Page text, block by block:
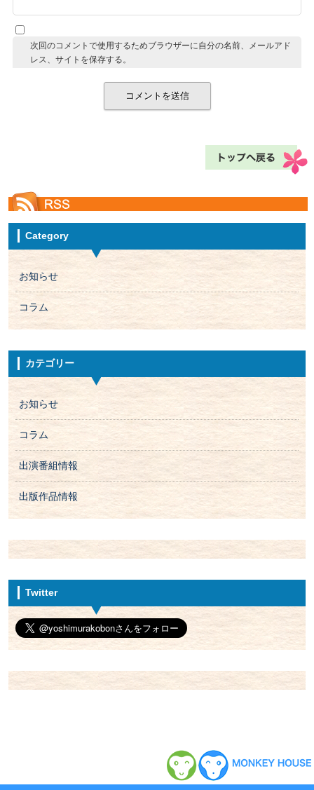
次回のコメントで使用するためブラウザーに自分の名前、メールアド
レス、サイトを保存する。
Category
お知らせ
コラム
カテゴリー
お知らせ
コラム
出演番組情報
出版作品情報
Twitter